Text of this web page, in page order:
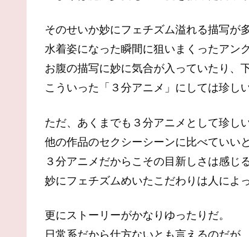
そのせいか妙にフェチズム溢れる描写が多
水着姿になった瞬間に狙いまくったアン
お腹の描写に妙に気合が入っていたり、
こういった「３分アニメ」にしては珍し
ただ、あくまでも３分アニメとして珍し
他の作品のセクシーシーンに比べていい
３分アニメだからこその目新しさは感じ
妙にフェチズムめいたこだわりは人によ
更にストーリーがかなりゆったりだ。
日常系だから仕方ないとも言えるのだが、